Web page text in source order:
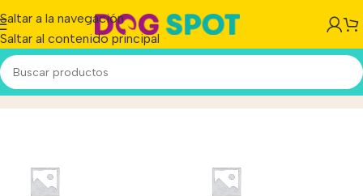
Saltar a la navegación
Saltar al contenido principal
42 mLInicio/Producto